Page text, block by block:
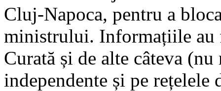
Cluj-Napoca, pentru a
ministrului. Informațiile au
Curată și de alte câteva
independente și pe